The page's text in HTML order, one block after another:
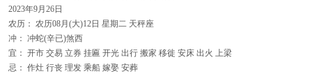
2023年9月26日
农历： 农历08月(大)12日 星期二 天秤座
冲： 冲蛇(辛已)煞西
宜： 开市 交易 立券 挂匾 开光 出行 搬家 移徙 安床 出火 上梁
忌： 作灶 行丧 理发 乘船 嫁娶 安葬